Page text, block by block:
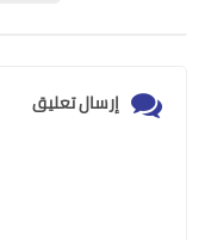
إرسال تعليق